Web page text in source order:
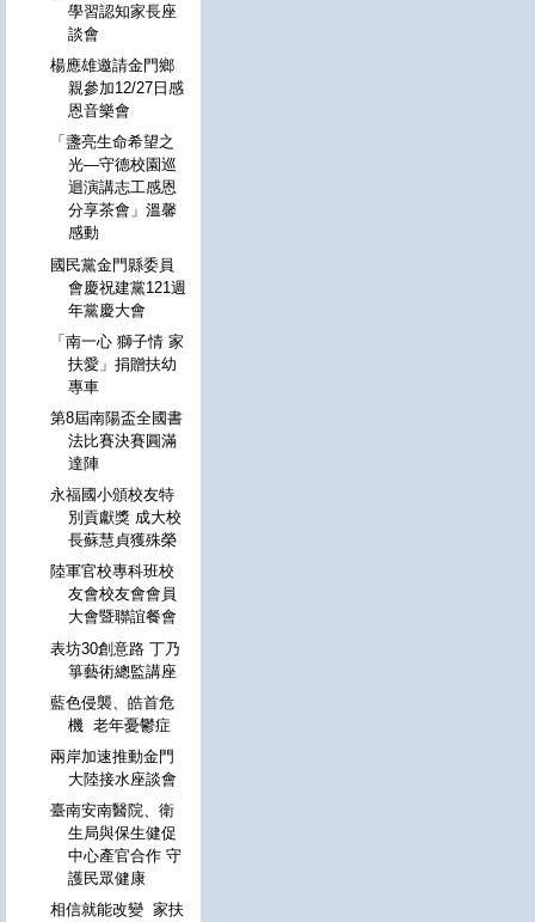
學習認知家長座
談會
楊應雄邀請金門鄉
親參加12/27日感
恩音樂會
「盞亮生命希望之
光—守德校園巡
迴演講志工感恩
分享茶會」溫馨
感動
國民黨金門縣委員
會慶祝建黨121週
年黨慶大會
「南一心 獅子情 家
扶愛」捐贈扶幼
專車
第8屆南陽盃全國書
法比賽決賽圓滿
達陣
永福國小頒校友特
別貢獻獎 成大校
長蘇慧貞獲殊榮
陸軍官校專科班校
友會校友會會員
大會暨聯誼餐會
表坊30創意路 丁乃
箏藝術總監講座
藍色侵襲、皓首危
機 老年憂鬱症
兩岸加速推動金門
大陸接水座談會
臺南安南醫院、衛
生局與保生健促
中心產官合作 守
護民眾健康
相信就能改變 家扶